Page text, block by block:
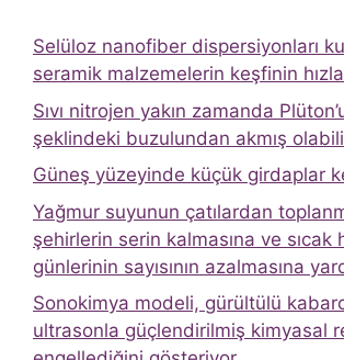
Selüloz nanofiber dispersiyonları
seramik malzemelerin keşfinin
Sıvı nitrojen yakın zamanda
şeklindeki buzulundan akmış
Güneş yüzeyinde küçük girdaplar
Yağmur suyunun çatılardan
şehirlerin serin kalmasına ve sıcak
günlerinin sayısının azalmasına
Sonokimya modeli, gürültülü
ultrasonla güçlendirilmiş kimyasal